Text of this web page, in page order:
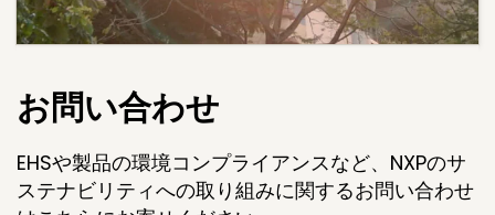
お問い合わせ
EHSや製品の環境コンプライアンスなど、NXPのサ
ステナビリティへの取り組みに関するお問い合わせ